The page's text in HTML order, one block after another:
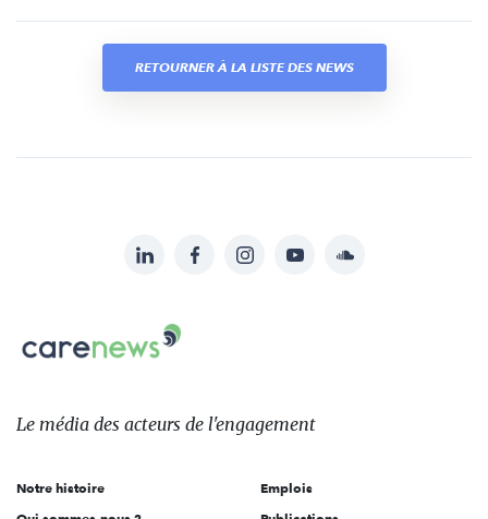
RETOURNER À LA LISTE DES NEWS
sur:
LinkedInFacebookInstagramYouTubeSoundcloud
Carenews,
Le
des
l'engagement
Le média des acteurs de l'engagement
Notre histoire
Emplois